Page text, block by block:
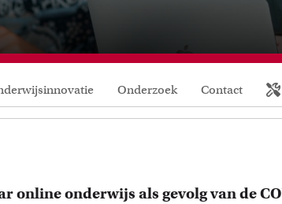
FGW
FMG
Onderzoek Contact
online onderwijs als gevolg van de